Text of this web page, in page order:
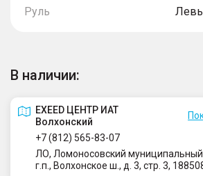
Руль
В наличии:
EXEED ЦЕНТР ИАТ
Волхонский
+7 (812) 565-83-07
ЛО, Ломоносовский муниципальный
г.п., Волхонское ш., д. 3, стр. 3,